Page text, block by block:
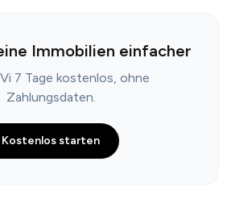
Immobilien einfacher
7 Tage kostenlos, ohne
Zahlungsdaten.
Kostenlos starten